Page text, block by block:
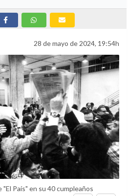
28 de mayo de 2024, 19:54h
"El País" en su 40 cumpleaños